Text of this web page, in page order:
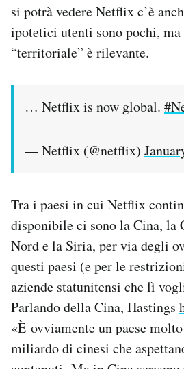
si potrà vedere Netflix c’è
ipotetici utenti sono pochi,
“territoriale” è rilevante.
… Netflix is now global.
— Netflix (@netflix)
Tra i paesi in cui Netflix
disponibile ci sono la Cina, la
Nord e la Siria, per via degli
questi paesi (e per le
aziende statunitensi che lì
Parlando della Cina, Hastings
«È ovviamente un paese
miliardo di cinesi che